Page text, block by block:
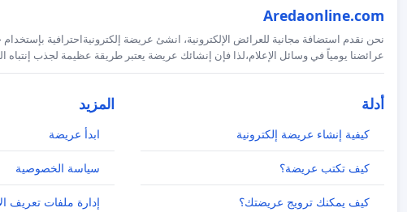
Aredaonline.com
نحن نقدم استضافة مجانية للعرائض الإلكترونية، انشئ عريضة إلكترونيةاحترافية بإستخدام
عرائضنا يومياً في وسائل الإعلام،لذا فإن إنشائك عريضة يعتبر طريقة عظيمة لجذب إنتباه
أدلة
كيفية إنشاء عريضة إلكترونية
كيف تكتب عريضة؟
كيف يمكنك ترويج عريضتك؟
المزيد
ابدأ عريضة
سياسة الخصوصية
إدارة ملفات تعريف